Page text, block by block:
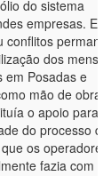
do sistema
empresas.
conflitos
dos
em Posadas e
mão de obra
o apoio para
do processo de
os operadores
fazia com